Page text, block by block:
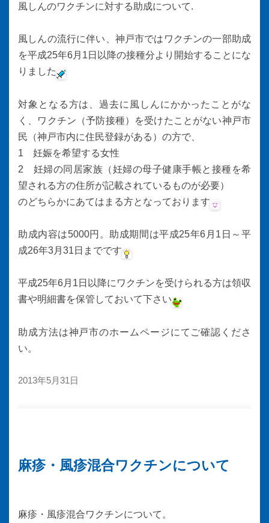
風しんのワクチンに対する助成について.
風しんの流行に伴い、神戸市ではワクチンの一部助成
を平成25年6月1日以降の接種分より開始することにな
りました
対象となる方は、過去に風しんにかかったことがな
く、ワクチン（予防接種）を受けたことがない神戸市
民（神戸市内に住民登録がある）の方で、
1 妊娠を希望する女性
2 妊婦の同居家族（妊婦の母子健康手帳と接種を希
望される方の住所が記載されているものが必要）
のどちらかにあてはまる方となっております
助成内容は5000円。助成期間は平成25年6月1日～平
成26年3月31日までです
平成25年6月1日以降にワクチンを受けられる方は領収
書や明細書を保管しておいて下さい
助成方法は神戸市のホームページにてご確認くださ
い。
2013年5月31日
麻疹・風疹混合ワクチンについて
麻疹・風疹混合ワクチンについて。